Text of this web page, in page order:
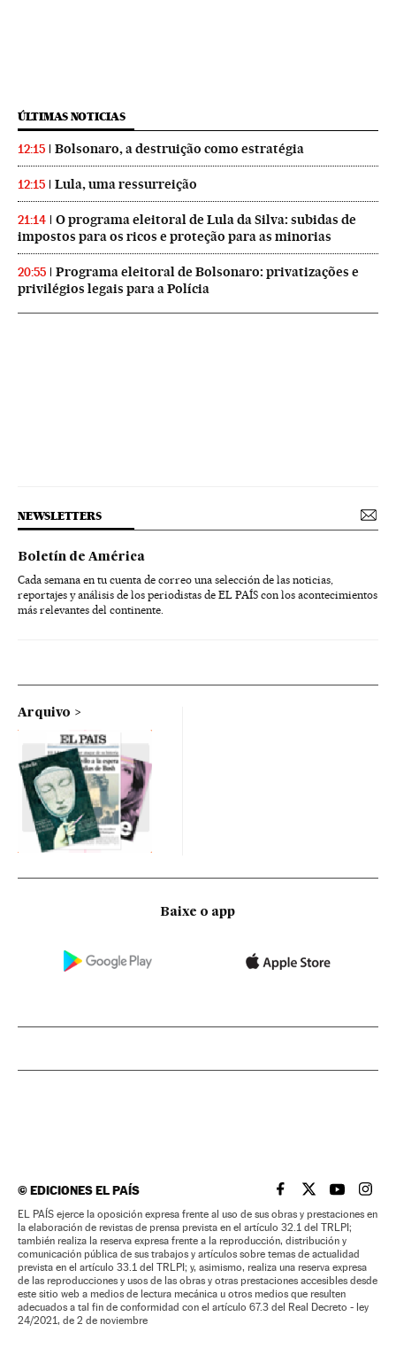
ÚLTIMAS NOTICIAS
12:15 Bolsonaro, a destruição como estratégia
12:15 Lula, uma ressurreição
21:14
O programa eleitoral de Lula da Silva: subidas de
impostos para os ricos e proteção para as minorias
20:55
Programa eleitoral de Bolsonaro: privatizações e
privilégios legais para a Polícia
NEWSLETTERS
Boletín de América
Cada semana en tu cuenta de correo una selección de las noticias,
reportajes y análisis de los periodistas de EL PAÍS con los acontecimientos
más relevantes del continente.
Arquivo
Baixe o app
©EDICIONES EL PAÍS EL PAÍS BRASIL EN
EL PAÍSEL PAÍS
EL
EL PAÍS ejerce la oposición expresa frente al uso de sus obras y prestaciones en
la elaboración de revistas de prensa prevista en el artículo 32.1 del TRLPI;
también realiza la reserva expresa frente a la reproducción, distribución y
comunicación pública de sus trabajos y artículos sobre temas de actualidad
prevista en el artículo 33.1 del TRLPI; y, asimismo, realiza una reserva expresa
de las reproducciones y usos de las obras y otras prestaciones accesibles desde
este sitio web a medios de lectura mecánica u otros medios que resulten
adecuados a tal fin de conformidad con el artículo 67.3 del Real Decreto - ley
24/2021, de 2 de noviembre